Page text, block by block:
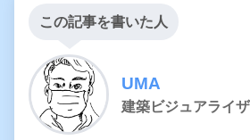
この記事を書いた人
UMA
建築ビジュアライ